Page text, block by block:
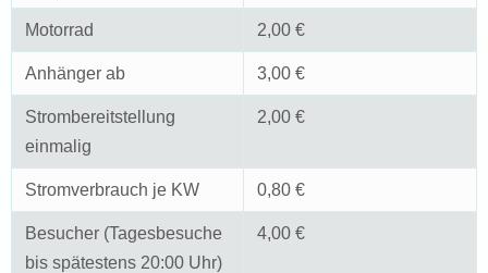
Motorrad 2,00 €
Anhänger ab 3,00 €
Strombereitstellung
einmalig
2,00 €
Stromverbrauch je KW 0,80 €
Besucher (Tagesbesuche
bis spätestens 20:00 Uhr)
4,00 €